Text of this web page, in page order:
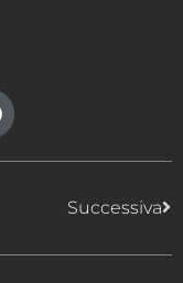
Successiva